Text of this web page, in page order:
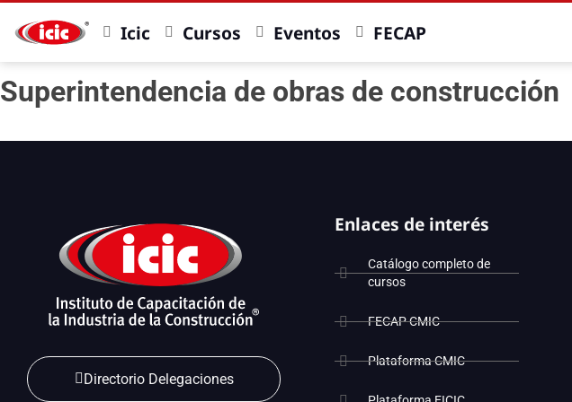
Icic Cursos Eventos FECAP
Superintendencia de obras de construcción
Directorio Delegaciones
Enlaces de interés
Catálogo completo de
cursos
FECAP CMIC
Plataforma CMIC